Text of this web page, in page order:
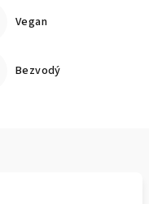
Vegan
Bezvodý